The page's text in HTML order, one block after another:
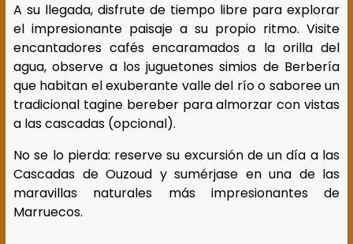
A su llegada, disfrute de tiempo libre para explorar
el impresionante paisaje a su propio ritmo. Visite
encantadores cafés encaramados a la orilla del
agua, observe a los juguetones simios de Berbería
que habitan el exuberante valle del río o saboree un
tradicional tagine bereber para almorzar con vistas
a las cascadas (opcional).
No se lo pierda: reserve su excursión de un día a las
Cascadas de Ouzoud y sumérjase en una de las
maravillas naturales más impresionantes de
Marruecos.